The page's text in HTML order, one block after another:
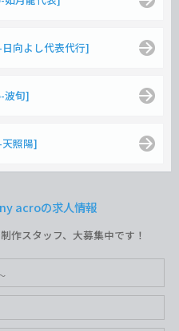
向よし代表代行]
波旬]
照陽]
acroの求人情報
作スタッフ、大募集中です！